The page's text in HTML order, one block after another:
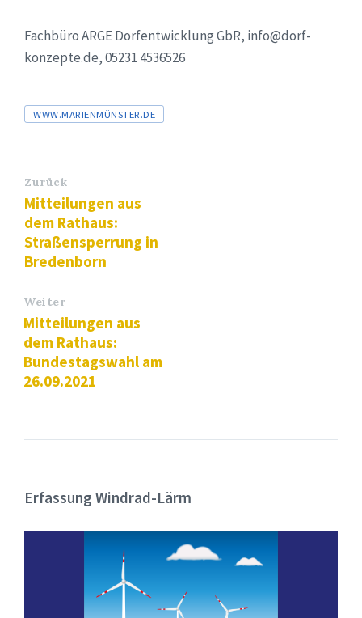
Fachbüro ARGE Dorfentwicklung GbR, info@dorf-
konzepte.de, 05231 4536526
Tags
WWW.MARIENMÜNSTER.DE
Zurück
Mitteilungen aus
dem Rathaus:
Straßensperrung in
Bredenborn
Weiter
Mitteilungen aus
dem Rathaus:
Bundestagswahl am
26.09.2021
Erfassung Windrad-Lärm